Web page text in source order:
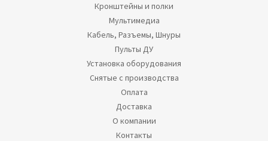
Кронштейны и полки
Мультимедиа
Кабель, Разъемы, Шнуры
Пульты ДУ
Установка оборудования
Снятые с производства
Оплата
Доставка
О компании
Контакты